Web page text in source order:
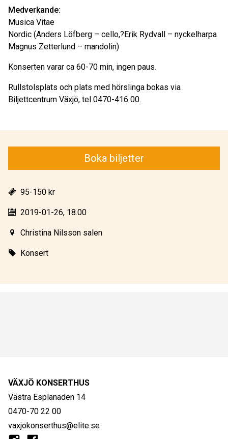
Boka biljetter
95-150 kr
2019-01-26, 18.00
Christina Nilsson salen
Konsert
Medverkande:
Musica Vitae
Nordic (Anders Löfberg – cello,?Erik Rydvall – nyckelharpa
Magnus Zetterlund – mandolin)
Konserten varar ca 60-70 min, ingen paus.
Rullstolsplats och plats med hörslinga bokas via
Biljettcentrum Växjö, tel 0470-416 00.
VÄXJÖ KONSERTHUS
Västra Esplanaden 14
0470-70 22 00
vaxjokonserthus@elite.se